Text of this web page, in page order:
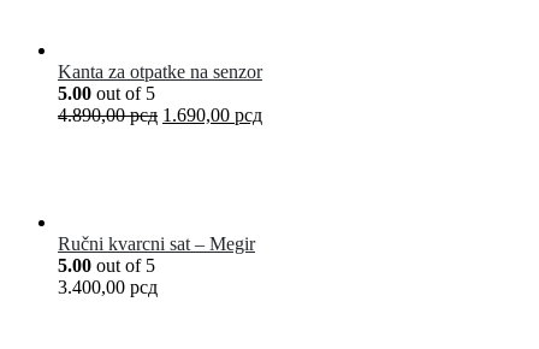
Kanta za otpatke na senzor
5.00 out of 5
4.890,00рсд 1.690,00 рсд
Ručni kvarcni sat – Megir
5.00 out of 5
3.400,00 рсд